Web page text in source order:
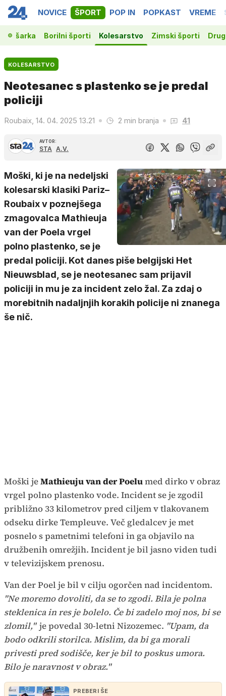
NOVICE ŠPORT POP IN POPKAST VREME
Košarka Borilni športi Kolesarstvo Zimski športi
KOLESARSTVO
Neotesanec s plastenko se je predal
policiji
Roubaix, 14. 04. 2025 13.21 2 min branja 41
AVTOR:
STA A.V.
Moški, ki je na nedeljski
kolesarski klasiki Pariz–
Roubaix v poznejšega
zmagovalca Mathieuja
van der Poela vrgel
polno plastenko, se je
predal policiji. Kot danes piše belgijski Het
Nieuwsblad, se je neotesanec sam prijavil
policiji in mu je za incident zelo žal. Za zdaj o
morebitnih nadaljnjih korakih policije ni znanega
še nič.
Moški jeMathieuju van der Poelumed dirko v obraz
vrgel polno plastenko vode. Incident se je zgodil
približno 33 kilometrov pred ciljem v tlakovanem
odseku dirke Templeuve. Več gledalcev je met
posnelo s pametnimi telefoni in ga objavilo na
družbenih omrežjih. Incident je bil jasno viden tudi
v televizijskem prenosu.
Van der Poel je bil v cilju ogorčen nad incidentom.
"Ne moremo dovoliti, da se to zgodi. Bila je polna
steklenica in res je bolelo. Če bi zadelo moj nos, bi se
zlomil," je povedal 30-letni Nizozemec. "Upam, da
bodo odkrili storilca. Mislim, da bi ga morali
privesti pred sodišče, ker je bil to poskus umora.
Bilo je naravnost v obraz."
PREBERI ŠE